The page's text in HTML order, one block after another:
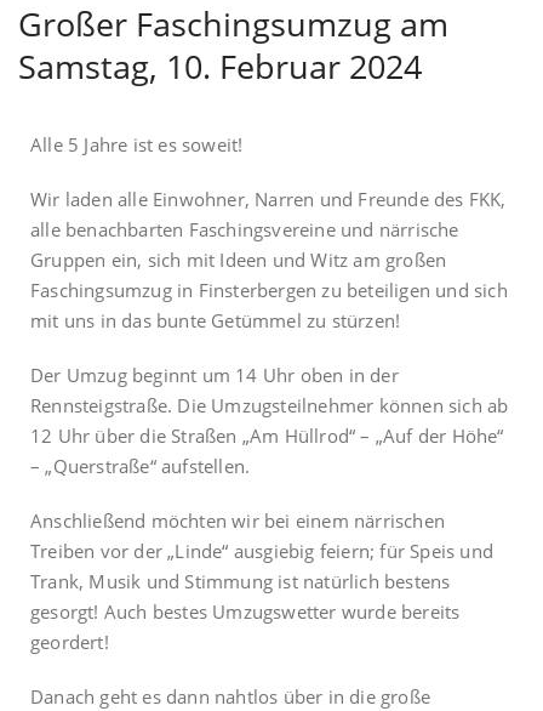
Großer Faschingsumzug am
Samstag, 10. Februar 2024
Alle 5 Jahre ist es soweit!
Wir laden alle Einwohner, Narren und Freunde des FKK,
alle benachbarten Faschingsvereine und närrische
Gruppen ein, sich mit Ideen und Witz am großen
Faschingsumzug in Finsterbergen zu beteiligen und sich
mit uns in das bunte Getümmel zu stürzen!
Der Umzug beginnt um 14 Uhr oben in der
Rennsteigstraße. Die Umzugsteilnehmer können sich ab
12 Uhr über die Straßen „Am Hüllrod“ – „Auf der Höhe“
– „Querstraße“ aufstellen.
Anschließend möchten wir bei einem närrischen
Treiben vor der „Linde“ ausgiebig feiern; für Speis und
Trank, Musik und Stimmung ist natürlich bestens
gesorgt! Auch bestes Umzugswetter wurde bereits
geordert!
Danach geht es dann nahtlos über in die große